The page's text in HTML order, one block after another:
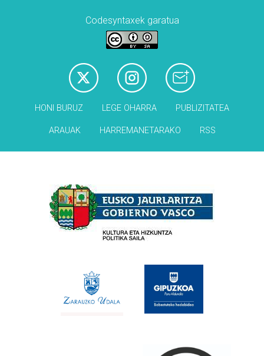
Codesyntaxek garatua
HONI BURUZ LEGE OHARRA PUBLIZITATEA
ARAUAK HARREMANETARAKO RSS